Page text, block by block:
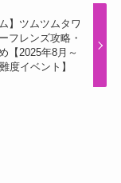
】ツムツムタワ
フレンズ攻略・
【2025年8月～
度イベント】